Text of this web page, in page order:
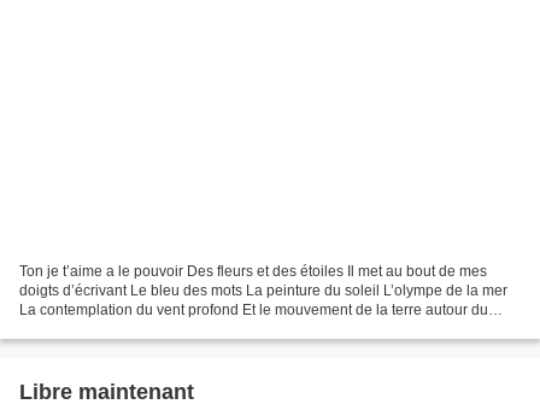
Ton je t’aime a le pouvoir Des fleurs et des étoiles Il met au bout de mes
doigts d’écrivant Le bleu des mots La peinture du soleil L’olympe de la mer
La contemplation du vent profond Et le mouvement de la terre autour du
Libre maintenant